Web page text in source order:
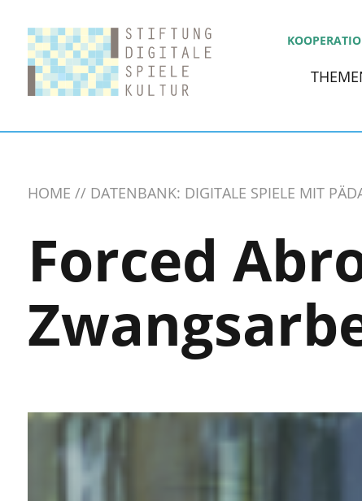
HOME DATENBANK: DIGITALE SPIELE MIT
Forced